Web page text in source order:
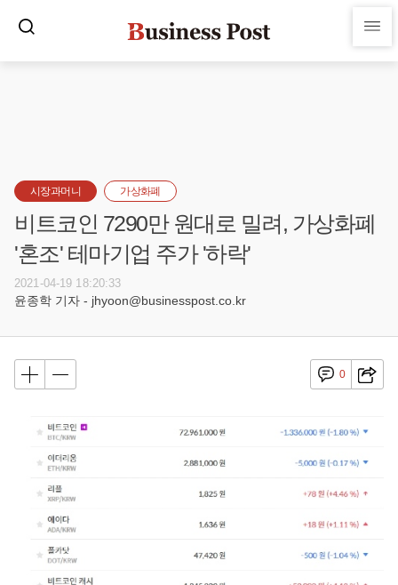
시장과머니 가상화폐
비트코인 7290만 원대로 밀려, 가상화폐
'혼조' 테마기업 주가 '하락'
2021-04-19 18:20:33
윤종학 기자 - jhyoon@businesspost.co.kr
0